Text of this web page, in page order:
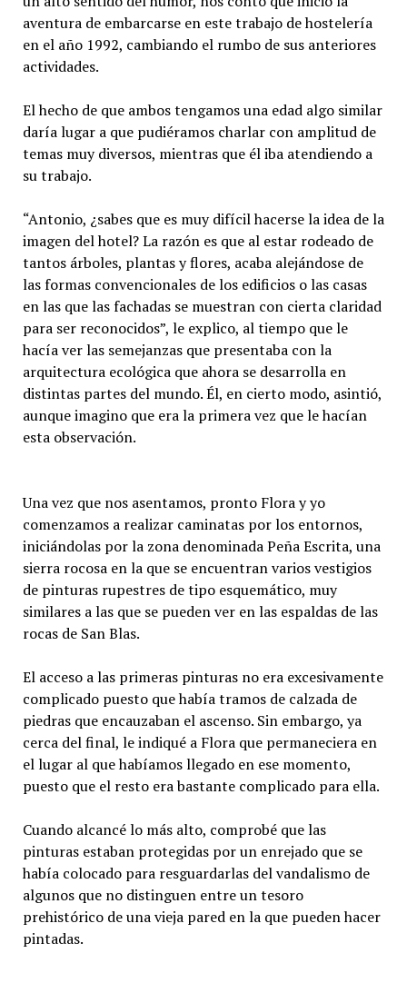
aventura de embarcarse en este trabajo de hostelería
en el año 1992, cambiando el rumbo de sus anteriores
actividades.
El hecho de que ambos tengamos una edad algo similar
daría lugar a que pudiéramos charlar con amplitud de
temas muy diversos, mientras que él iba atendiendo a
su trabajo.
“Antonio, ¿sabes que es muy difícil hacerse la idea de la
imagen del hotel? La razón es que al estar rodeado de
tantos árboles, plantas y flores, acaba alejándose de
las formas convencionales de los edificios o las casas
en las que las fachadas se muestran con cierta claridad
para ser reconocidos”, le explico, al tiempo que le
hacía ver las semejanzas que presentaba con la
arquitectura ecológica que ahora se desarrolla en
distintas partes del mundo. Él, en cierto modo, asintió,
aunque imagino que era la primera vez que le hacían
esta observación.
Una vez que nos asentamos, pronto Flora y yo
comenzamos a realizar caminatas por los entornos,
iniciándolas por la zona denominada Peña Escrita, una
sierra rocosa en la que se encuentran varios vestigios
de pinturas rupestres de tipo esquemático, muy
similares a las que se pueden ver en las espaldas de las
rocas de San Blas.
El acceso a las primeras pinturas no era excesivamente
complicado puesto que había tramos de calzada de
piedras que encauzaban el ascenso. Sin embargo, ya
cerca del final, le indiqué a Flora que permaneciera en
el lugar al que habíamos llegado en ese momento,
puesto que el resto era bastante complicado para ella.
Cuando alcancé lo más alto, comprobé que las
pinturas estaban protegidas por un enrejado que se
había colocado para resguardarlas del vandalismo de
algunos que no distinguen entre un tesoro
prehistórico de una vieja pared en la que pueden hacer
pintadas.